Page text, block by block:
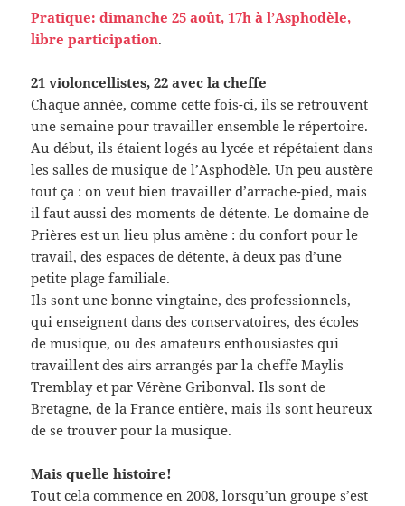
Pratique: dimanche 25 août, 17h à l’Asphodèle,
libre participation.
21 violoncellistes, 22 avec la cheffe
Chaque année, comme cette fois-ci, ils se retrouvent
une semaine pour travailler ensemble le répertoire.
Au début, ils étaient logés au lycée et répétaient dans
les salles de musique de l’Asphodèle. Un peu austère
tout ça : on veut bien travailler d’arrache-pied, mais
il faut aussi des moments de détente. Le domaine de
Prières est un lieu plus amène : du confort pour le
travail, des espaces de détente, à deux pas d’une
petite plage familiale.
Ils sont une bonne vingtaine, des professionnels,
qui enseignent dans des conservatoires, des écoles
de musique, ou des amateurs enthousiastes qui
travaillent des airs arrangés par la cheffe Maylis
Tremblay et par Vérène Gribonval. Ils sont de
Bretagne, de la France entière, mais ils sont heureux
de se trouver pour la musique.
Mais quelle histoire!
Tout cela commence en 2008, lorsqu’un groupe s’est